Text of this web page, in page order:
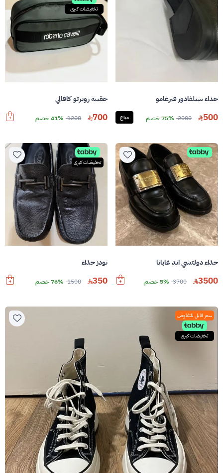
حذاء سيلفادور فيرغامو
500
2000 75% خصم مباع
تخفيضات كبرى
حقيبة روبرتو كافالي
700
1200 41% خصم
حذاء دولتشي اند غابانا
3500
3700 5% خصم
تخفيضات كبرى
تودز حذاء
350
1500 76% خصم
سعر قابل للتفاوض
تخفيضات كبرى